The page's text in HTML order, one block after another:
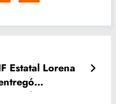
Lorena
en la